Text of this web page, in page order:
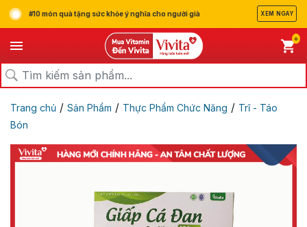
#10 món quà tặng sức khỏe ý nghĩa cho người già XEM NGAY
0
Trang chủ / Sản Phẩm / Thực Phẩm Chức Năng / Trĩ - Táo
Bón